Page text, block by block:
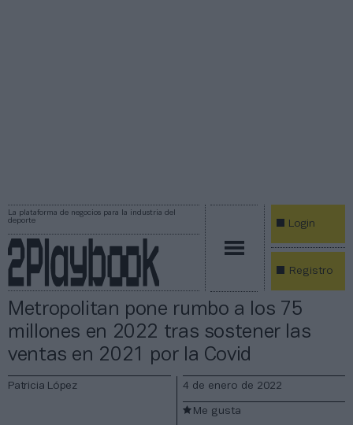
La plataforma de negocios para la industria del
deporte
Login
Registro
Metropolitan pone rumbo a los 75
millones en 2022 tras sostener las
ventas en 2021 por la Covid
Patricia López 4 de enero de 2022
Me gusta